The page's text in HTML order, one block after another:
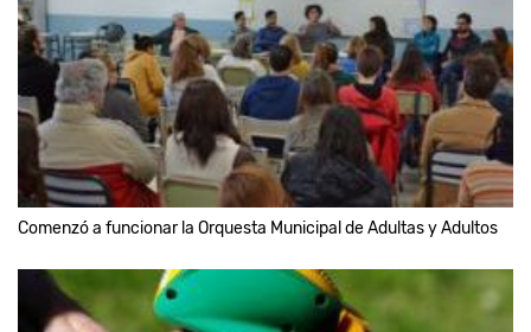
Comenzó a funcionar la Orquesta Municipal de Adultas y Adultos